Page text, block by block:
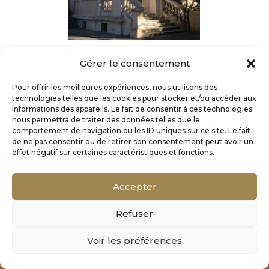
Gérer le consentement
Pour offrir les meilleures expériences, nous utilisons des
technologies telles que les cookies pour stocker et/ou accéder aux
informations des appareils. Le fait de consentir à ces technologies
nous permettra de traiter des données telles que le
comportement de navigation ou les ID uniques sur ce site. Le fait
de ne pas consentir ou de retirer son consentement peut avoir un
effet négatif sur certaines caractéristiques et fonctions.
Accepter
Refuser
Voir les préférences
Mentions Légales